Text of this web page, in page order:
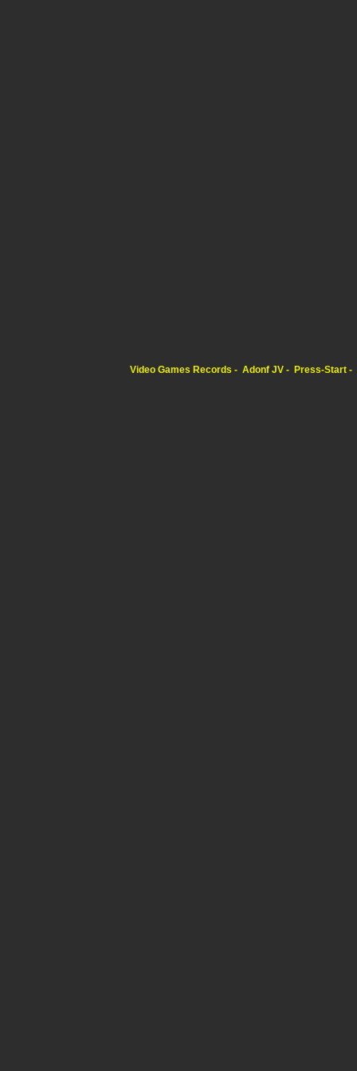
Video Games Records Adonf JV Press-Start